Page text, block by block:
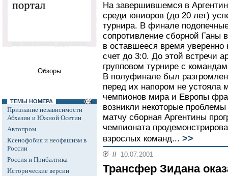
Обзоры
ТЕМЫ НОМЕРА
Признание независимости
Абхазии и Южной Осетии
Автопром
Ксенофобия и неофашизм в
России
Россия и Прибалтика
Исторические версии
На завершившемся в
среди юниоров (до 20 лет)
турнира. В финале
сопротивление сборной Ганы
в оставшееся время уверенно
счет до 3:0. До этой встречи
групповом турнире с
В полуфинале был
перед их напором не
чемпионов мира и Европы
возникли некоторые
матчу сборная Аргентины
чемпионата
взрослых команд... >>
// 10.07.2001
Трансфер Зидана